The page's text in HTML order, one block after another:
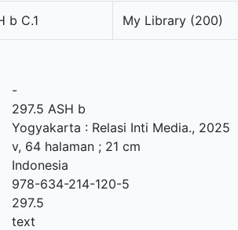
b C.1 My Library (200)
-
297.5 ASH b
Yogyakarta : Relasi Inti Media., 2025
v, 64 halaman ; 21 cm
Indonesia
978-634-214-120-5
297.5
text